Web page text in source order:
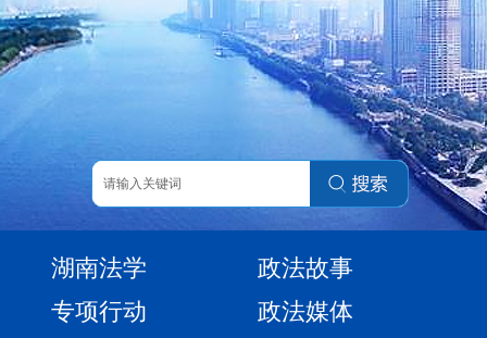
湖南法学
政法故事
专项行动
政法媒体